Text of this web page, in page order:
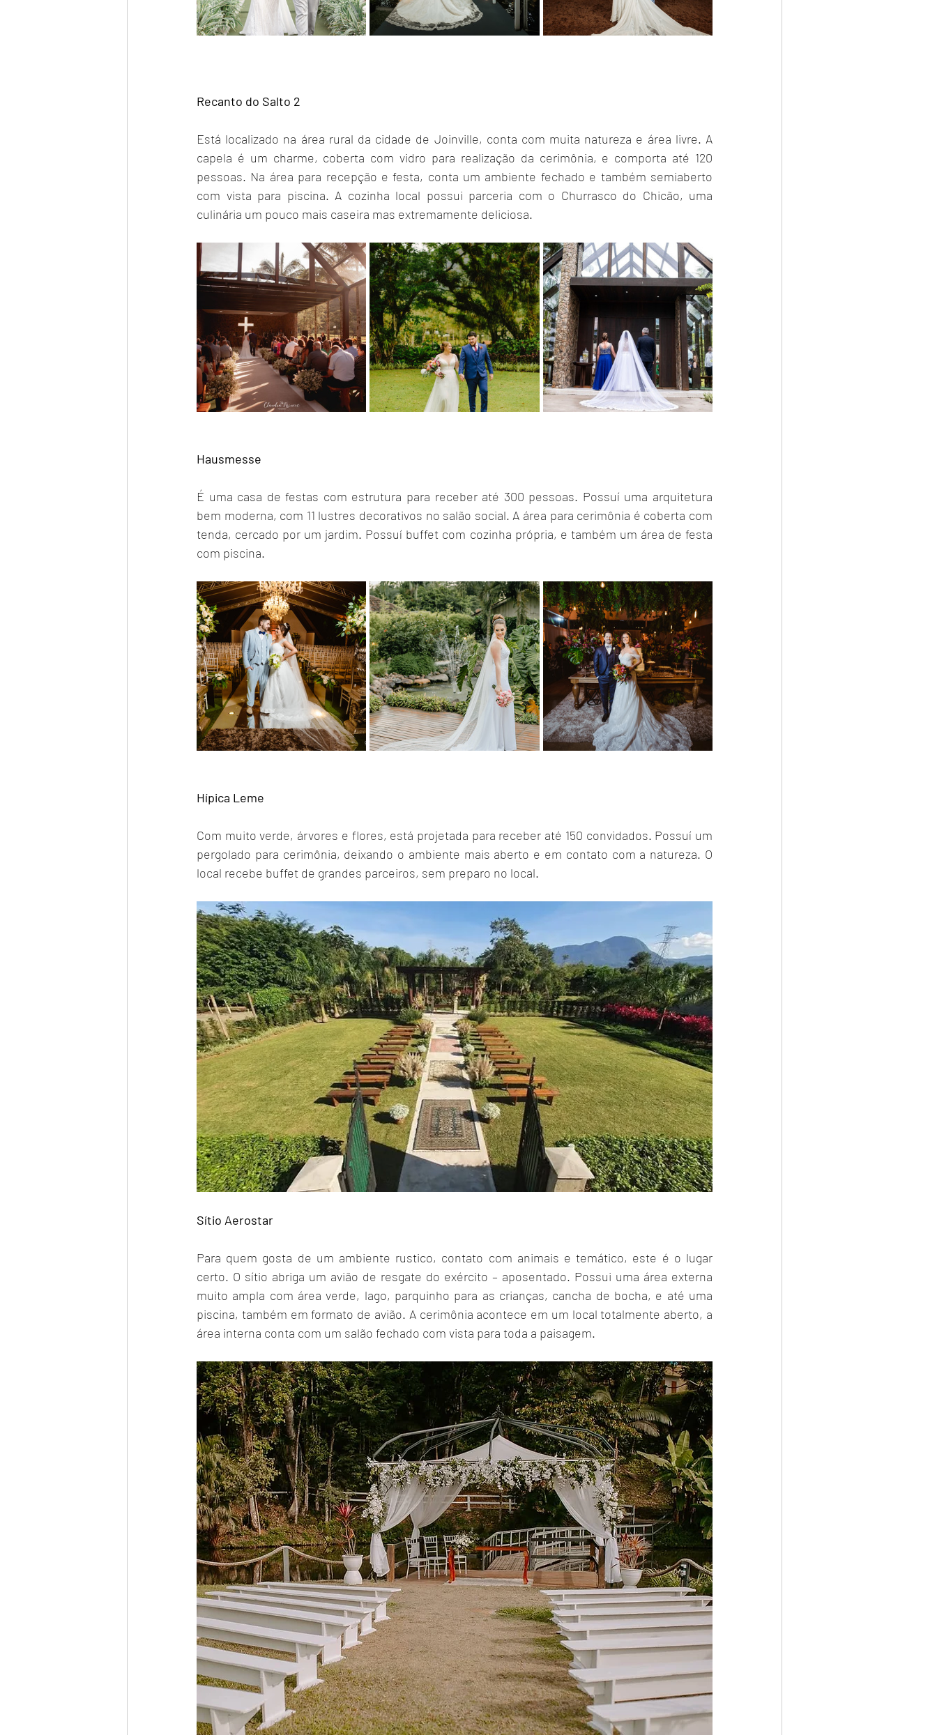
Recanto do Salto 2
Está localizado na área rural da cidade de Joinville, conta com muita natureza e área livre. A
capela é um charme, coberta com vidro para realização da cerimônia, e comporta até 120
pessoas. Na área para recepção e festa, conta um ambiente fechado e também semiaberto
com vista para piscina. A cozinha local possui parceria com o Churrasco do Chicão, uma
culinária um pouco mais caseira mas extremamente deliciosa.
Hausmesse
É uma casa de festas com estrutura para receber até 300 pessoas. Possuí uma arquitetura
bem moderna, com 11 lustres decorativos no salão social. A área para cerimônia é coberta com
tenda, cercado por um jardim. Possuí buffet com cozinha própria, e também um área de festa
com piscina.
Hípica Leme
Com muito verde, árvores e flores, está projetada para receber até 150 convidados. Possuí um
pergolado para cerimônia, deixando o ambiente mais aberto e em contato com a natureza. O
local recebe buffet de grandes parceiros, sem preparo no local.
Sítio Aerostar
Para quem gosta de um ambiente rustico, contato com animais e temático, este é o lugar
certo. O sítio abriga um avião de resgate do exército – aposentado. Possui uma área externa
muito ampla com área verde, lago, parquinho para as crianças, cancha de bocha, e até uma
piscina, também em formato de avião. A cerimônia acontece em um local totalmente aberto, a
área interna conta com um salão fechado com vista para toda a paisagem.